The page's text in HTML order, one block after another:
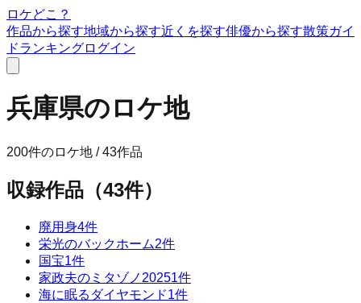
ロケどこ？
作品から探す地域から探す近くを探す俳優から探す散策ガイ
ドランキングログイン
兵庫県のロケ地
200件のロケ地 /43作品
収録作品（43件）
廃用身4件
栄光のバックホーム2件
国宝1件
家政夫のミタゾノ20251件
海に眠るダイヤモンド1件